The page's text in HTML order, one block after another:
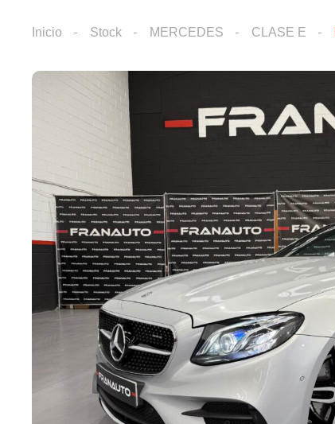
Inicio Stock MERCEDES CLASE E